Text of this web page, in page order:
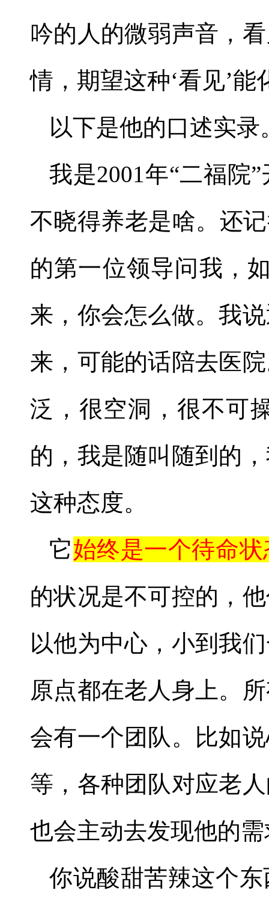
吟的人的微弱声音，
情，期望这种‘看见’能
以下是他的口述实录
我是2001年“二福院”
不晓得养老是啥。还
的第一位领导问我，
来，你会怎么做。我
来，可能的话陪去医
泛，很空洞，很不可
的，我是随叫随到的
这种态度。
它始终是一个待命状
的状况是不可控的，
以他为中心，小到我
原点都在老人身上。
会有一个团队。比如
等，各种团队对应老
也会主动去发现他的
你说酸甜苦辣这个